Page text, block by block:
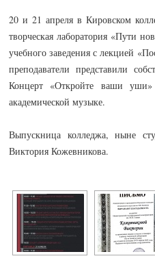
20 и 21 апреля в Кировском
творческая лаборатория «Пути
учебного заведения с лекцией
преподаватели представили
Концерт «Откройте ваши уши»
академической музыке.
Выпускница колледжа, ныне
Виктория Кожевникова.